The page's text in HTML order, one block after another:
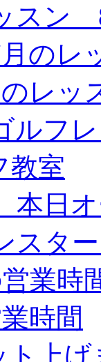
スン
のレ
レッ
フ
教室
本日
スタ
業時
時間
ト上